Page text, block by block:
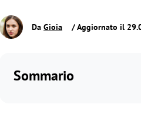
Da Gioia / Aggiornato il
Sommario